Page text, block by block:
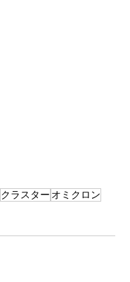
クラスター オミクロン